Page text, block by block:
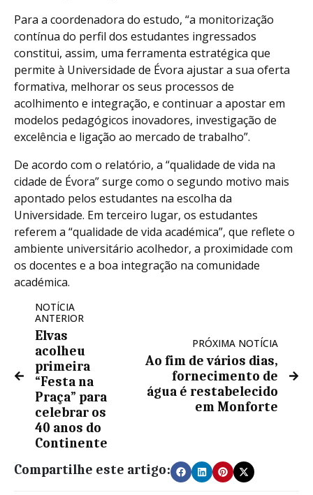
Para a coordenadora do estudo, “a monitorização
contínua do perfil dos estudantes ingressados
constitui, assim, uma ferramenta estratégica que
permite à Universidade de Évora ajustar a sua oferta
formativa, melhorar os seus processos de
acolhimento e integração, e continuar a apostar em
modelos pedagógicos inovadores, investigação de
excelência e ligação ao mercado de trabalho”.
De acordo com o relatório, a “qualidade de vida na
cidade de Évora” surge como o segundo motivo mais
apontado pelos estudantes na escolha da
Universidade. Em terceiro lugar, os estudantes
referem a “qualidade de vida académica”, que reflete o
ambiente universitário acolhedor, a proximidade com
os docentes e a boa integração na comunidade
académica.
NOTÍCIA
ANTERIOR
Elvas
acolheu
primeira
“Festa na
Praça” para
celebrar os
40 anos do
Continente
PRÓXIMA NOTÍCIA
Ao fim de vários dias,
fornecimento de
água é restabelecido
em Monforte
Compartilhe este artigo: